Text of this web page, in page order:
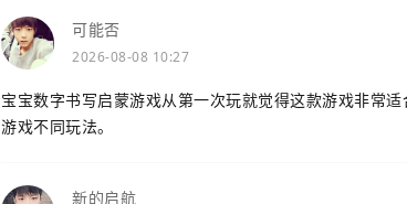
可能否
2026-08-08 10:27
宝宝数字书写启蒙游戏从第一次玩就觉得这款游戏非常
游戏不同玩法。
新的启航